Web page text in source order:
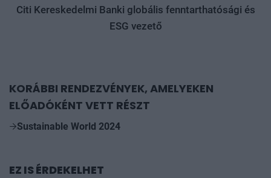
Citi Kereskedelmi Banki globális fenntarthatósági és
ESG vezető
KORÁBBI RENDEZVÉNYEK, AMELYEKEN
ELŐADÓKÉNT VETT RÉSZT
Sustainable World 2024
EZ IS ÉRDEKELHET